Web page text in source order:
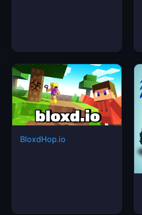
BloxdHop.io